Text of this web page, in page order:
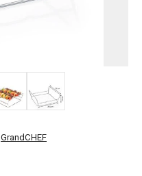
GrandCHEF